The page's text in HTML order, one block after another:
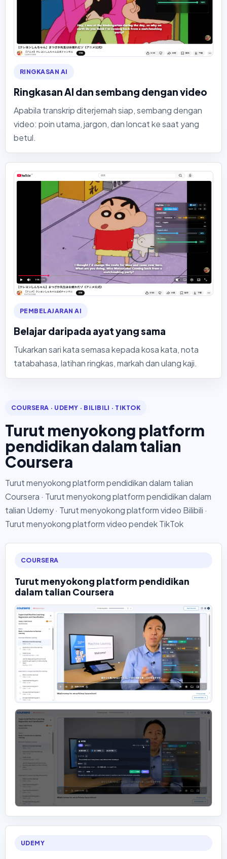
RINGKASAN AI
Ringkasan AI dan sembang dengan video
Apabila transkrip diterjemah siap, sembang dengan
video: poin utama, jargon, dan loncat ke saat yang
betul.
PEMBELAJARAN AI
Belajar daripada ayat yang sama
Tukarkan sari kata semasa kepada kosa kata, nota
tatabahasa, latihan ringkas, markah dan ulang kaji.
COURSERA · UDEMY · BILIBILI · TIKTOK
Turut menyokong platform
pendidikan dalam talian
Coursera
Turut menyokong platform pendidikan dalam talian
Coursera · Turut menyokong platform pendidikan dalam
talian Udemy · Turut menyokong platform video Bilibili ·
Turut menyokong platform video pendek TikTok
COURSERA
Turut menyokong platform pendidikan
dalam talian Coursera
UDEMY